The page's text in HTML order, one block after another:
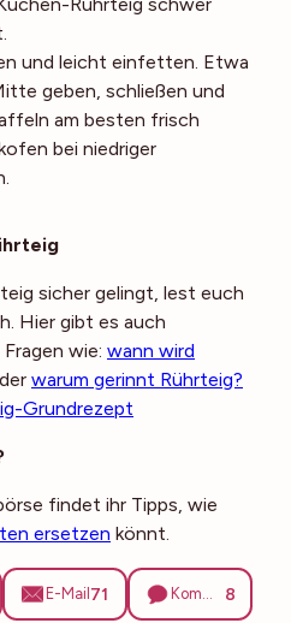
und leicht einfetten. Etwa
geben, schließen und
am besten frisch
bei niedriger
sicher gelingt, lest euch
Hier gibt es auch
wie: wann wird
warum gerinnt Rührteig?
Grundrezept
findet ihr Tipps, wie
ersetzen könnt.
E-Mail 71 Kommentare 8